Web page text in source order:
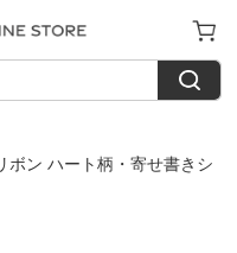
ボン ハート柄・寄せ書きシ